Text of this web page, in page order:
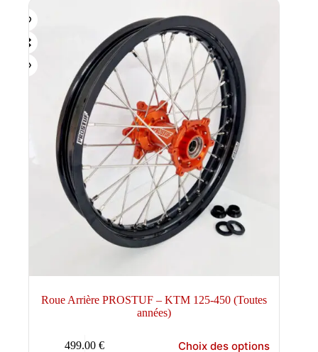
Roue Arrière PROSTUF – KTM 125-450 (Toutes
années)
499.00€ Choix des options